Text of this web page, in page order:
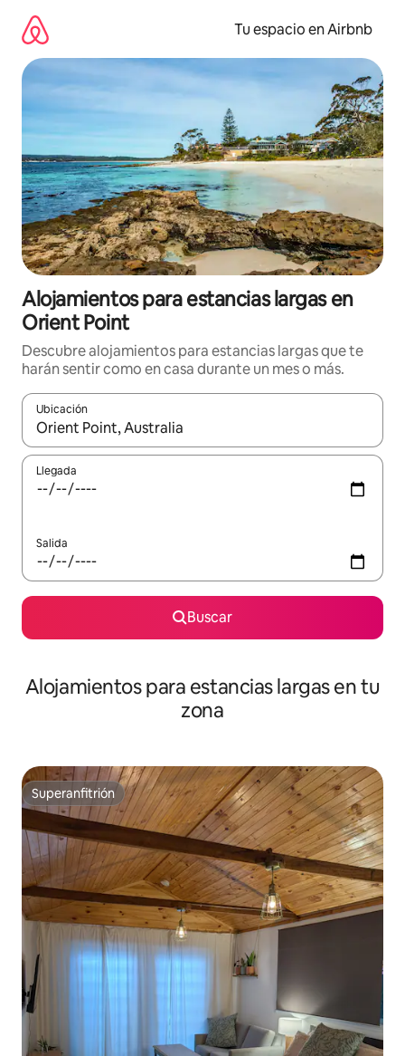
contenido
Tu espacio en Airbnb
Alojamientos para estancias largas en
Orient Point
Descubre alojamientos para estancias largas que te
harán sentir como en casa durante un mes o más.
Ubicación
Cuando los resultados estén disponibles, podrás navegar
Llegada
Salida
Buscar
Alojamientos para estancias largas en tu
zona
Superanfitrión
Superanfitrión